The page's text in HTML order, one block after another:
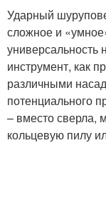
Ударный
сложное и
универсальность
инструмент, как
различными
потенциального
– вместо сверла,
кольцевую пилу